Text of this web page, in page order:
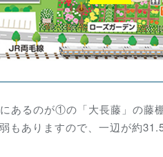
あるのが①の「大長藤」の藤
もありますので、一辺が約